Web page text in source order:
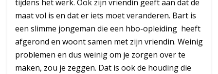
tijdens het werk. Ook zijn vriendin geeft aan dat de
maat vol is en dat er iets moet veranderen. Bart is
een slimme jongeman die een hbo-opleiding heeft
afgerond en woont samen met zijn vriendin. Weinig
problemen en dus weinig om je zorgen over te
maken, zou je zeggen. Dat is ook de houding die